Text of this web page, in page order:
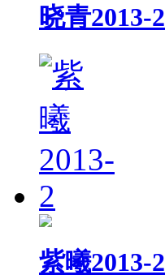
晓青2013-2
紫曦2013-2